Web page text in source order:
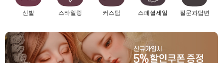
신발 스타일링 커스텀 스페셜세일 질문과답변